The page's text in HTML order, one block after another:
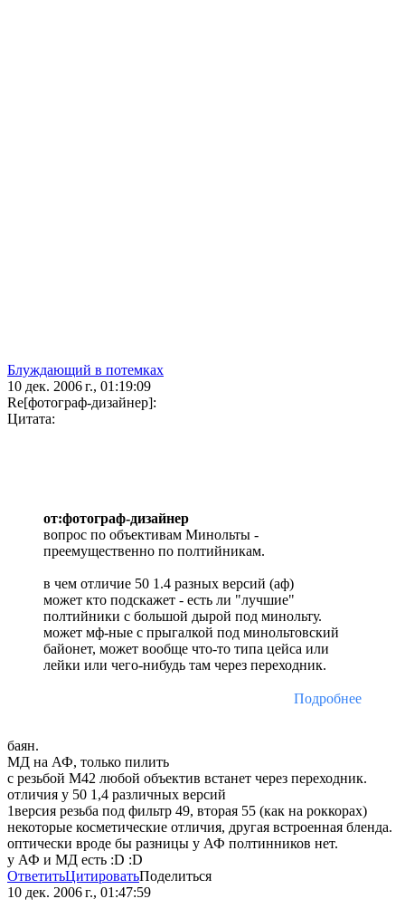
Блуждающий в потемках
10 дек. 2006 г., 01:19:09
Re[фотограф-дизайнер]:
Цитата:
от:фотограф-дизайнер
вопрос по объективам Минольты -
преемущественно по полтийникам.
в чем отличие 50 1.4 разных версий (аф)
может кто подскажет - есть ли "лучшие"
полтийники с большой дырой под минольту.
может мф-ные с прыгалкой под минольтовский
байонет, может вообще что-то типа цейса или
лейки или чего-нибудь там через переходник.
Подробнее
баян.
МД на АФ, только пилить
с резьбой М42 любой объектив встанет через переходник.
отличия у 50 1,4 различных версий
1версия резьба под фильтр 49, вторая 55 (как на роккорах)
некоторые косметические отличия, другая встроенная бленда.
оптически вроде бы разницы у АФ полтинников нет.
у АФ и МД есть :D :D
ОтветитьЦитироватьПоделиться
10 дек. 2006 г., 01:47:59